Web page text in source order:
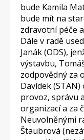
bude Kamila
bude mít na
zdravotní péče
Dále v radě
Janák (ODS),
výstavbu,
zodpovědný za
Davídek
provoz, správu
organizací a za
Neuvolněnými
Štaubrová